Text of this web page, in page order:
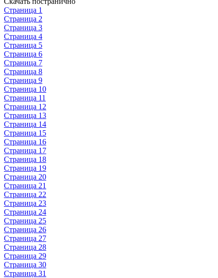
Страница 1
Страница 2
Страница 3
Страница 4
Страница 5
Страница 6
Страница 7
Страница 8
Страница 9
Страница 10
Страница 11
Страница 12
Страница 13
Страница 14
Страница 15
Страница 16
Страница 17
Страница 18
Страница 19
Страница 20
Страница 21
Страница 22
Страница 23
Страница 24
Страница 25
Страница 26
Страница 27
Страница 28
Страница 29
Страница 30
Страница 31